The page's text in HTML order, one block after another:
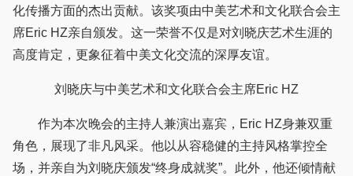
化传播方面的杰出贡献。该奖项由中美艺术和文化联合会主
席Eric HZ亲自颁发。这一荣誉不仅是对刘晓庆艺术生涯的
高度肯定，更象征着中美文化交流的深厚友谊。
刘晓庆与中美艺术和文化联合会主席Eric HZ
作为本次晚会的主持人兼演出嘉宾，Eric HZ身兼双重
角色，展现了非凡风采。他以从容稳健的主持风格掌控全
场，并亲自为刘晓庆颁发“终身成就奖”。此外，他还倾情献